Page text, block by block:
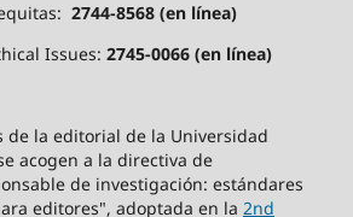
2744-8568 (en línea)
Issues: 2745-0066 (en línea)
de la editorial de la Universidad
acogen a la directiva de
de investigación: estándares
editores", adoptada en la 2nd